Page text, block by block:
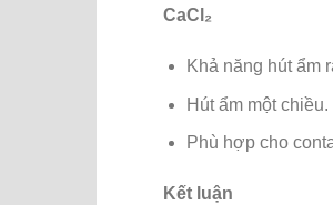
CaCl₂
Khả năng hút ẩm
Hút ẩm một chiều.
Phù hợp cho
Kết luận